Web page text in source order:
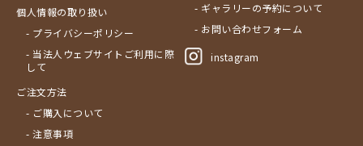
個人情報の取り扱い
- プライバシーポリシー
- 当法人ウェブサイトご利用に際
して
ご注文方法
- ご購入について
- 注意事項
- ギャラリーの予約について
- お問い合わせフォーム
instagram